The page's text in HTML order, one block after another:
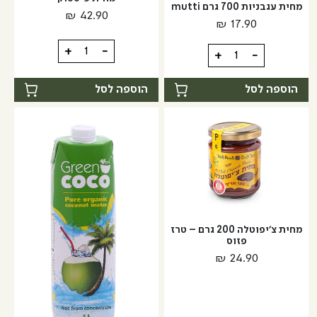
מחית עגבניות 700 גרם mutti
₪ 17.90
-
כמות
של
מחית
עגבניות
700
גרם
mutti
+
הוספה לסל
₪ 42.90
-
כמות
של
מחית
פיסטוק
+
הוספה לסל
מחית צ'יפוטלה 200 גרם – טרז
פזוס
₪ 24.90